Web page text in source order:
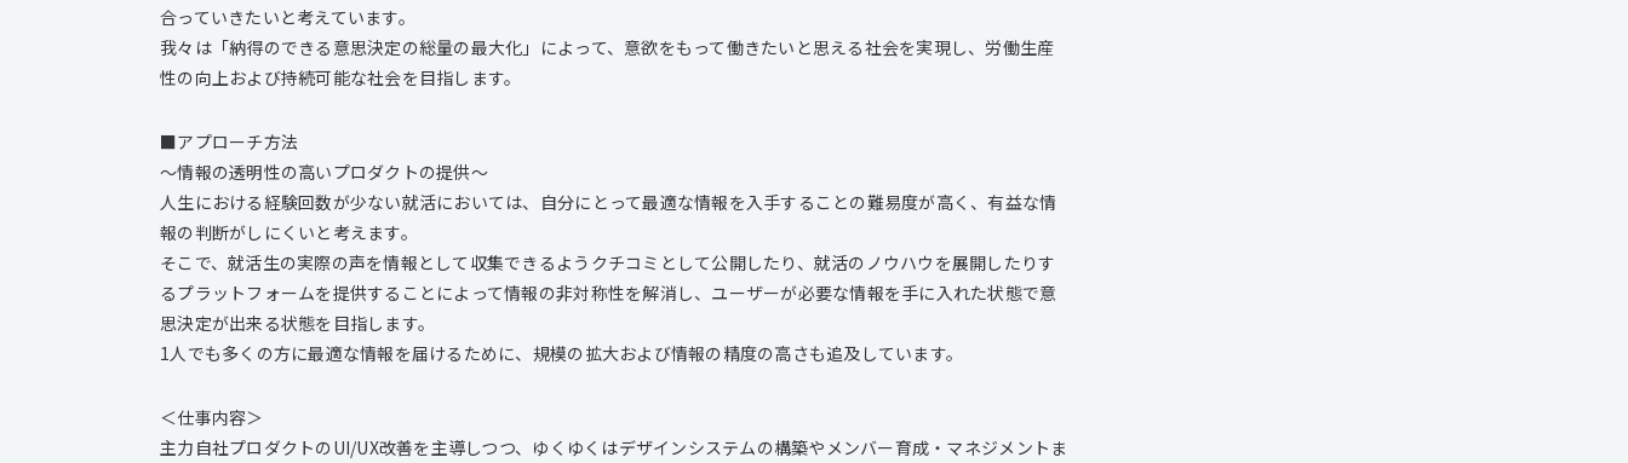
合っていきたいと考えています。
我々は「納得のできる意思決定の総量の最大化」によって、意欲をもって働きたいと思える社会を実現し、労働生産
性の向上および持続可能な社会を目指します。
■アプローチ方法
～情報の透明性の高いプロダクトの提供～
人生における経験回数が少ない就活においては、自分にとって最適な情報を入手することの難易度が高く、有益な情
報の判断がしにくいと考えます。
そこで、就活生の実際の声を情報として収集できるようクチコミとして公開したり、就活のノウハウを展開したりす
るプラットフォームを提供することによって情報の非対称性を解消し、ユーザーが必要な情報を手に入れた状態で意
思決定が出来る状態を目指します。
1人でも多くの方に最適な情報を届けるために、規模の拡大および情報の精度の高さも追及しています。
＜仕事内容＞
主力自社プロダクトのUI/UX改善を主導しつつ、ゆくゆくはデザインシステムの構築やメンバー育成・マネジメントま